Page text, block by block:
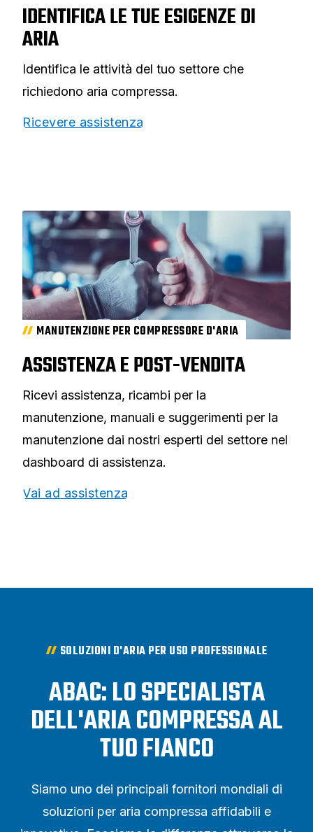
IDENTIFICA LE TUE ESIGENZE DI
ARIA
Identifica le attività del tuo settore che
richiedono aria compressa.
Ricevere assistenza
MANUTENZIONE PER COMPRESSORE D'ARIA
ASSISTENZA E POST-VENDITA
Ricevi assistenza, ricambi per la
manutenzione, manuali e suggerimenti per la
manutenzione dai nostri esperti del settore nel
dashboard di assistenza.
Vai ad assistenza
SOLUZIONI D'ARIA PER USO PROFESSIONALE
ABAC: LO SPECIALISTA
DELL'ARIA COMPRESSA AL
TUO FIANCO
Siamo uno dei principali fornitori mondiali di
soluzioni per aria compressa affidabili e